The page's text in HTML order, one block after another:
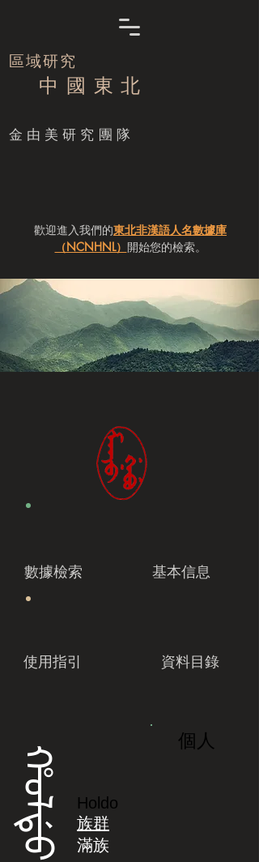
區域研究
中 國 東 北
​金由美研究團隊
歡迎進入我們的東北非漢語人名數據庫
（NCNHNL） 開始您的檢索。
數據檢索 基本信息
使用指引 資料目錄
ᡥᠣᠯᡩᠣ
個人
Holdo
族群
滿族